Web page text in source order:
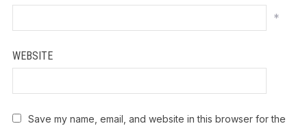
*
WEBSITE
Save my name, email, and website in this browser for the